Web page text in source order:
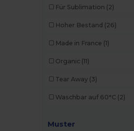
Für Sublimation (2)
Hoher Bestand (26)
Made in France (1)
Organic (11)
Tear Away (3)
Waschbar auf 60°C (2)
Muster